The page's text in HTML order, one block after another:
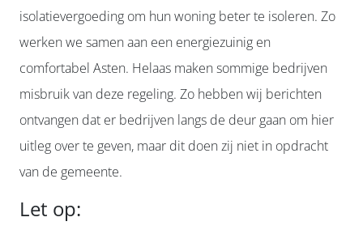
isolatievergoeding om hun woning beter te isoleren. Zo
werken we samen aan een energiezuinig en
comfortabel Asten. Helaas maken sommige bedrijven
misbruik van deze regeling. Zo hebben wij berichten
ontvangen dat er bedrijven langs de deur gaan om hier
uitleg over te geven, maar dit doen zij niet in opdracht
van de gemeente.
Let op: